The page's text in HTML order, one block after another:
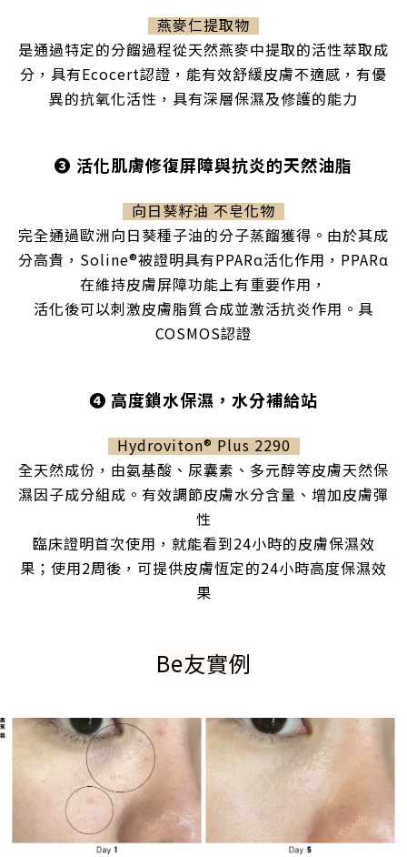
燕麥仁提取物
是通過特定的分餾過程從天然燕麥中提取的活性萃取成
分，具有Ecocert認證，能有效舒緩皮膚不適感，有優
異的抗氧化活性，具有深層保濕及修護的能力
❸ 活化肌膚修復屏障與抗炎的天然油脂
向日葵籽油 不皂化物
完全通過歐洲向日葵種子油的分子蒸餾獲得。由於其成
分高貴，Soline®被證明具有PPARα活化作用，PPARα
在維持皮膚屏障功能上有重要作用，
活化後可以刺激皮膚脂質合成並激活抗炎作用。具
COSMOS認證
❹ 高度鎖水保濕，水分補給站
Hydroviton® Plus 2290
全天然成份，由氨基酸、尿囊素、多元醇等皮膚天然保
濕因子成分組成。有效調節皮膚水分含量、增加皮膚彈
性
臨床證明首次使用，就能看到24小時的皮膚保濕效
果；使用2周後，可提供皮膚恆定的24小時高度保濕效
果
Be友實例